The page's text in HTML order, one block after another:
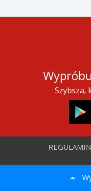
Szybsza,
REGULAMIN